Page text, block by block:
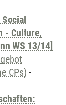
- Culture,
WS 13/14]
CPs) -